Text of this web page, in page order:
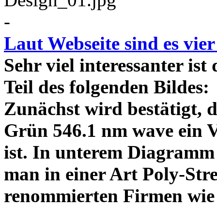
-
Laut Webseite sind es
Sehr viel interessanter
Teil des folgenden
Zunächst wird bestätigt,
Grün 546.1 nm wave ein
ist. In unterem
man in einer Art Poly-
renommierten Firmen